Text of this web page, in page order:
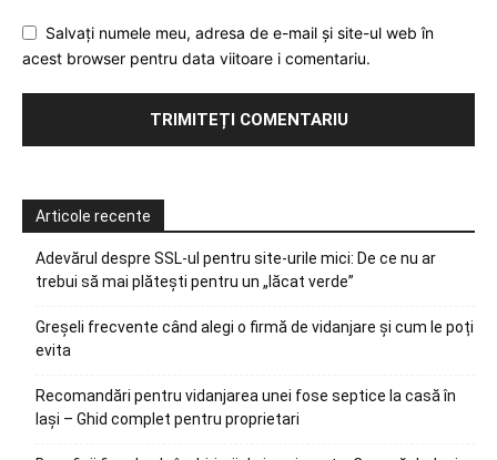
Salvați numele meu, adresa de e-mail și site-ul web în
acest browser pentru data viitoare i comentariu.
Articole recente
Adevărul despre SSL-ul pentru site-urile mici: De ce nu ar
trebui să mai plătești pentru un „lăcat verde”
Greșeli frecvente când alegi o firmă de vidanjare și cum le poți
evita
Recomandări pentru vidanjarea unei fose septice la casă în
Iași – Ghid complet pentru proprietari